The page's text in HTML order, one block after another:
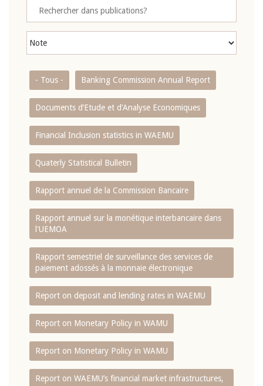
- Tous - Banking Commission Annual Report
Documents d’Etude et d’Analyse Economiques
Financial Inclusion statistics in WAEMU
Quaterly Statistical Bulletin
Rapport annuel de la Commission Bancaire
Rapport annuel sur la monétique interbancaire dans
l'UEMOA
Rapport semestriel de surveillance des services de
paiement adossés à la monnaie électronique
Report on deposit and lending rates in WAEMU
Report on Monetary Policy in WAMU
Report on Monetary Policy in WAMU
Report on WAEMU’s financial market infrastructures,